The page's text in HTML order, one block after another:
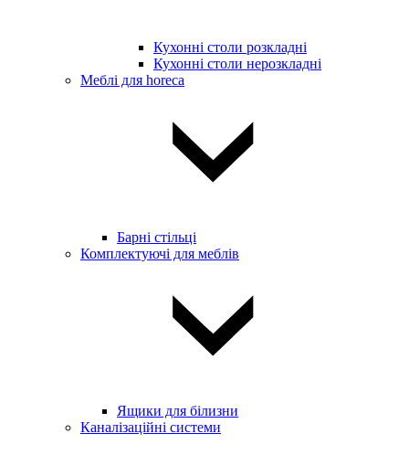
Кухонні столи розкладні
Кухонні столи нерозкладні
Меблі для horeca
Барні стільці
Комплектуючі для меблів
Ящики для білизни
Каналізаційні системи